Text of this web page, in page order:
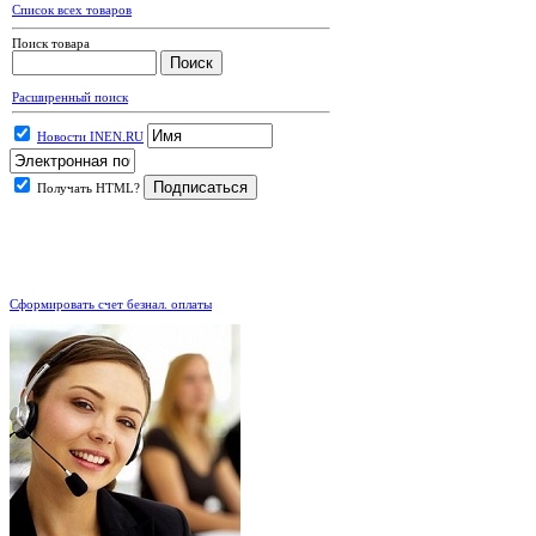
Список всех товаров
Поиск товара
Расширенный поиск
Новости INEN.RU
Получать HTML?
Сформировать счет безнал. оплаты